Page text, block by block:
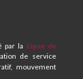
par la Ligue de
de service
mouvement